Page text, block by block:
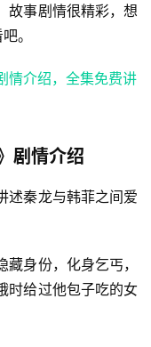
故事剧情很精彩，想
。
剧情介绍
述秦龙与韩菲之间爱
身份，化身乞丐，
时给过他包子吃的女